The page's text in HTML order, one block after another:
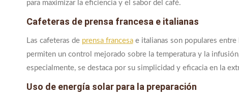
para maximizar la eficiencia y el sabor del café.
Cafeteras de prensa francesa e italianas
Las cafeteras de prensa francesae italianas son populares entre
permiten un control mejorado sobre la temperatura y la
especialmente, se destaca por su simplicidad y eficacia en la
Uso de energía solar para la preparación